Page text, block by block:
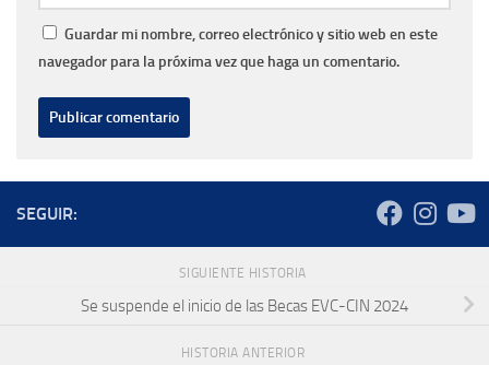
Guardar mi nombre, correo electrónico y sitio web en este
navegador para la próxima vez que haga un comentario.
SEGUIR:
SIGUIENTE HISTORIA
Se suspende el inicio de las Becas EVC-CIN 2024
HISTORIA ANTERIOR